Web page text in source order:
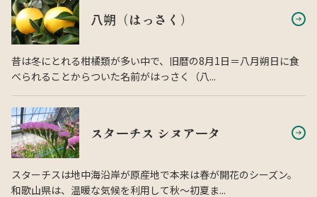
八朔（はっさく）
昔は冬にとれる柑橘類が多い中で、旧暦の8月1日＝八月朔日に食
べられることからついた名前がはっさく（八...
スターチス シヌアータ
スターチスは地中海沿岸が原産地で本来は春が開花のシーズン。
和歌山県は、温暖な気候を利用して秋〜初夏ま...